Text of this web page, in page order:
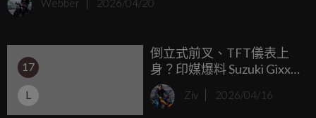
位熱血的 SUZUKI 車友共襄盛舉，各型號的 SUZUKI 猛獸場
Webber 2026/04/20
17
L
倒立式前叉、TFT儀表上
身？印媒爆料 Suzuki Gixxer
車系有望於 2026 下半年迎
來全面大改款！
Ziv 2026/04/16